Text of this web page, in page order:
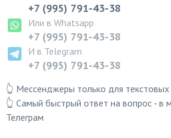
+7 (995) 791-43-38
Или в Whatsapp
+7 (995) 791-43-38
И в Telegram
+7 (995) 791-43-38
👆 Мессенджеры только для
👆 Самый быстрый ответ на вопрос - в
Телеграм